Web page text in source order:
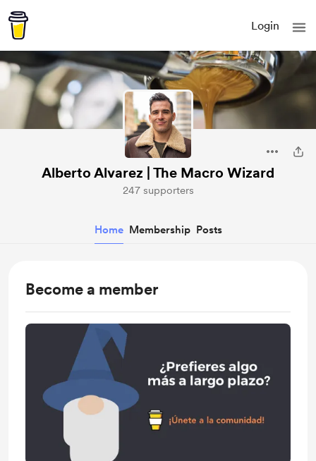
Login
Alberto Alvarez | The Macro Wizard
247 supporters
Home Membership Posts
Become a member